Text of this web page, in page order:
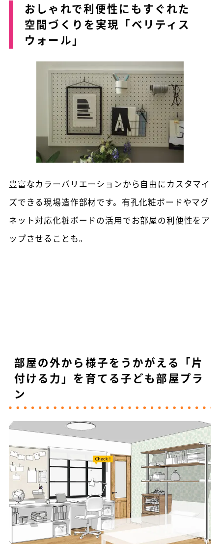
おしゃれで利便性にもすぐれた
空間づくりを実現「ベリティス
ウォール」
豊富なカラーバリエーションから自由にカスタマイ
ズできる現場造作部材です。有孔化粧ボードやマグ
ネット対応化粧ボードの活用でお部屋の利便性をア
ップさせることも。
部屋の外から様子をうかがえる「片
付ける力」を育てる子ども部屋プラ
ン